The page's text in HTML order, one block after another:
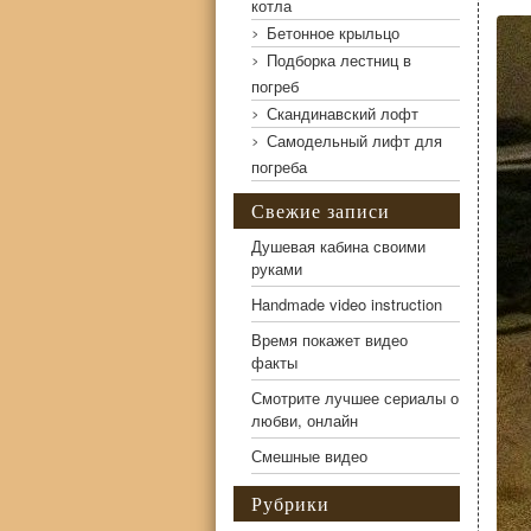
Металлическая лестница в подвал с деревянными
котла
Бетонное крыльцо
Подборка лестниц в
погреб
Скандинавский лофт
Самодельный лифт для
погреба
Свежие записи
Душевая кабина своими
руками
Handmade video instruction
Время покажет видео
факты
Смотрите лучшее сериалы о
любви, онлайн
Смешные видео
Рубрики